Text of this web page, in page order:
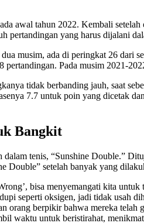
awal tahun 2022. Kembali
pertandingan yang harus dijalani
musim, ada di peringkat 26 dari
Pada musim 2021-
tidak berbanding jauh, saat
7.7 untuk poin yang dicetak
Bangkit
tenis, “Sunshine Double.”
setelah banyak yang
bisa menyemangati kita
seperti oksigen, jadi tidak usah
berpikir bahwa mereka telah
waktu untuk beristirahat,